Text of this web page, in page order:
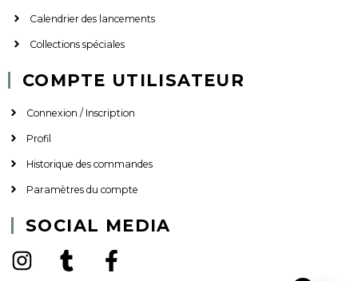
Calendrier des lancements
Collections spéciales
COMPTE UTILISATEUR
Connexion / Inscription
Profil
Historique des commandes
Paramètres du compte
SOCIAL MEDIA